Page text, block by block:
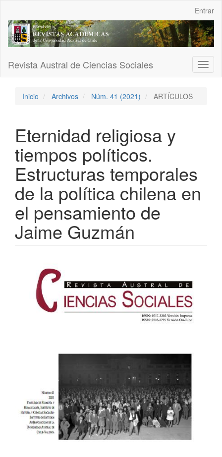
Contenido
principal
Barra
Entrar
Revista Austral de Ciencias Sociales
Inicio Archivos Núm. 41 (2021) ARTÍCULOS
Eternidad religiosa y
tiempos políticos.
Estructuras temporales
de la política chilena en
el pensamiento de
Jaime Guzmán
Barra
lateral
artículo